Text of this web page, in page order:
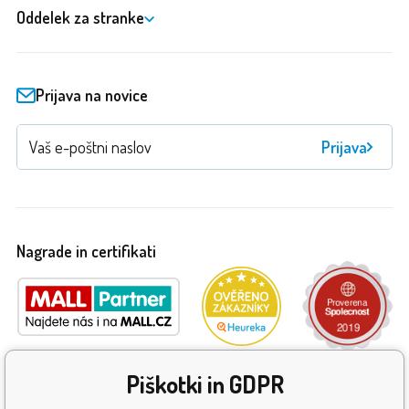
Oddelek za stranke
Prijava na novice
Prijava
Nagrade in certifikati
Piškotki in GDPR